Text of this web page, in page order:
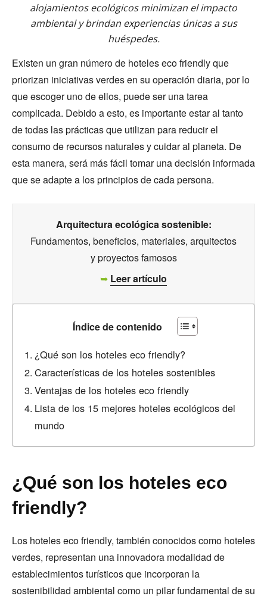
alojamientos ecológicos minimizan el impacto
ambiental y brindan experiencias únicas a sus
huéspedes.
Existen un gran número de hoteles eco friendly que
priorizan iniciativas verdes en su operación diaria, por lo
que escoger uno de ellos, puede ser una tarea
complicada. Debido a esto, es importante estar al tanto
de todas las prácticas que utilizan para reducir el
consumo de recursos naturales y cuidar al planeta. De
esta manera, será más fácil tomar una decisión informada
que se adapte a los principios de cada persona.
Arquitectura ecológica sostenible:
Fundamentos, beneficios, materiales, arquitectos
y proyectos famosos
➥ Leer artículo
Índice de contenido
¿Qué son los hoteles eco friendly?
Características de los hoteles sostenibles
Ventajas de los hoteles eco friendly
Lista de los 15 mejores hoteles ecológicos del
mundo
¿Qué son los hoteles eco
friendly?
Los hoteles eco friendly, también conocidos como hoteles
verdes, representan una innovadora modalidad de
establecimientos turísticos que incorporan la
sostenibilidad ambiental como un pilar fundamental de su